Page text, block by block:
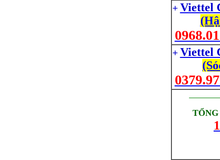
+ Viettel
+ Viettel